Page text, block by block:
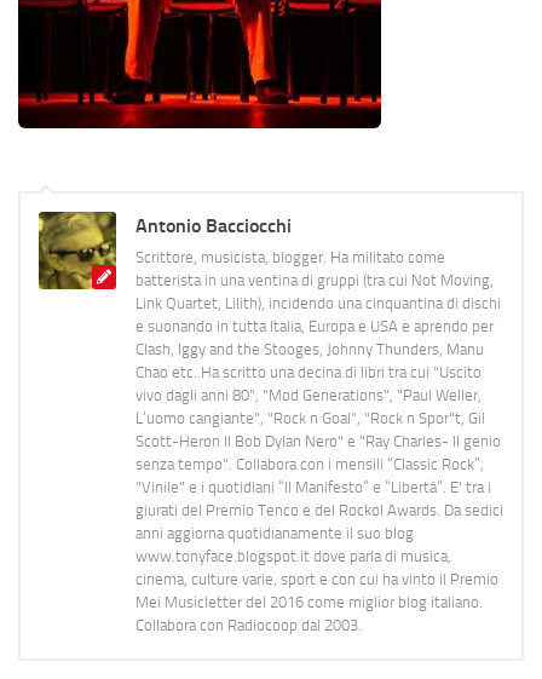
Antonio Bacciocchi
Scrittore, musicista, blogger. Ha militato come
batterista in una ventina di gruppi (tra cui Not Moving,
Link Quartet, Lilith), incidendo una cinquantina di dischi
e suonando in tutta Italia, Europa e USA e aprendo per
Clash, Iggy and the Stooges, Johnny Thunders, Manu
Chao etc. Ha scritto una decina di libri tra cui "Uscito
vivo dagli anni 80", "Mod Generations", "Paul Weller,
L’uomo cangiante", "Rock n Goal", "Rock n Spor"t, Gil
Scott-Heron Il Bob Dylan Nero" e "Ray Charles- Il genio
senza tempo". Collabora con i mensili “Classic Rock”,
"Vinile" e i quotidiani “Il Manifesto” e “Libertà”. E' tra i
giurati del Premio Tenco e del Rockol Awards. Da sedici
anni aggiorna quotidianamente il suo blog
www.tonyface.blogspot.it dove parla di musica,
cinema, culture varie, sport e con cui ha vinto il Premio
Mei Musicletter del 2016 come miglior blog italiano.
Collabora con Radiocoop dal 2003.